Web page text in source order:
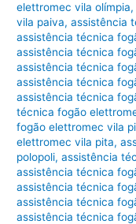
elettromec vila olímpia
vila paiva,assistência
assistência técnica
assistência técnica
assistência técnica
assistência técnica
assistência técnica
técnica fogão
fogão elettromec vila
elettromec vila pita,
polopoli,assistência
assistência técnica
assistência técnica
assistência técnica
assistência técnica